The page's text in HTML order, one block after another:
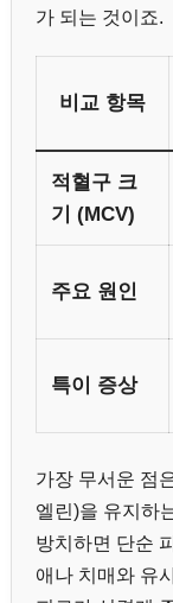
가 되는 것이죠.
비교 항목
적혈구 크
기 (MCV)
주요 원인
특이 증상
가장 무서운 점
엘린)을 유지하
방치하면 단순
애나 치매와 유